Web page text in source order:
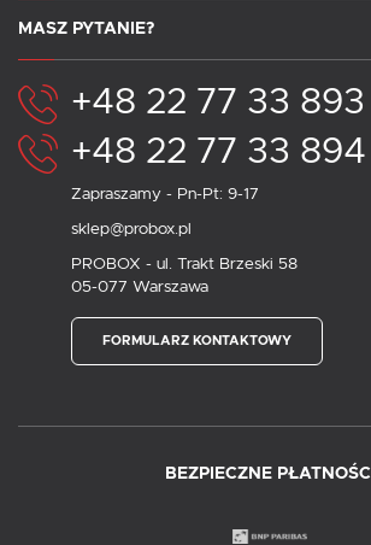
MASZ PYTANIE?
+48 22 77 33 893
+48 22 77 33 894
Zapraszamy - Pn-Pt: 9-17
sklep@probox.pl
PROBOX - ul. Trakt Brzeski 58
05-077 Warszawa
FORMULARZ KONTAKTOWY
BEZPIECZNE PŁATNOŚCI